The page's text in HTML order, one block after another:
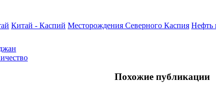
Китай - Каспий Месторождения Северного Каспия Нефть
Похожие публикации